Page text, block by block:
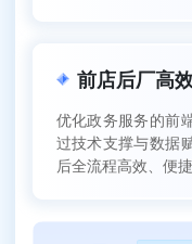
前店后厂高
优化政务服务的前
过技术支撑与数据
后全流程高效、便捷